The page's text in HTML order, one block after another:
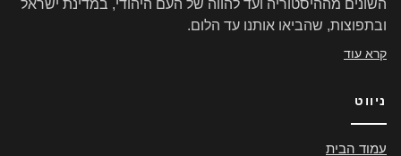
השונים מההיסטוריה ועד להווה של העם היהודי, במדינת ישראל
ובתפוצות, שהביאו אותנו עד הלום.
קרא עוד
ניווט
עמוד הבית